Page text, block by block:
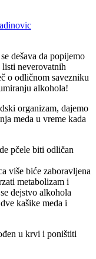
dešava da popijemo
neverovatnih
o odličnom savezniku
alkohola!
organizam, dajemo
meda u vreme kada
pčele biti odličan
više biće zaboravljena
metabolizam i
dejstvo alkohola
kašike meda i
u krvi i poništiti